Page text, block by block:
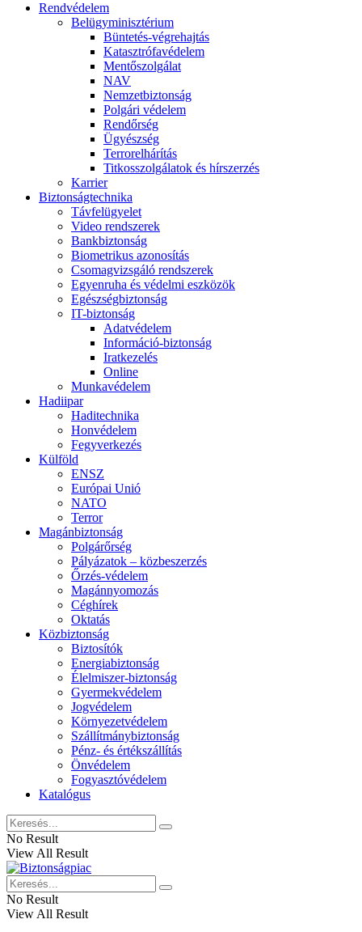
Rendvédelem
Belügyminisztérium
Büntetés-végrehajtás
Katasztrófavédelem
Mentőszolgálat
NAV
Nemzetbiztonság
Polgári védelem
Rendőrség
Ügyészség
Terrorelhárítás
Titkosszolgálatok és hírszerzés
Karrier
Biztonságtechnika
Távfelügyelet
Video rendszerek
Bankbiztonság
Biometrikus azonosítás
Csomagvizsgáló rendszerek
Egyenruha és védelmi eszközök
Egészségbiztonság
IT-biztonság
Adatvédelem
Információ-biztonság
Iratkezelés
Online
Munkavédelem
Hadiipar
Haditechnika
Honvédelem
Fegyverkezés
Külföld
ENSZ
Európai Unió
NATO
Terror
Magánbiztonság
Polgárőrség
Pályázatok – közbeszerzés
Őrzés-védelem
Magánnyomozás
Céghírek
Oktatás
Közbiztonság
Biztosítók
Energiabiztonság
Élelmiszer-biztonság
Gyermekvédelem
Jogvédelem
Környezetvédelem
Szállítmánybiztonság
Pénz- és értékszállítás
Önvédelem
Fogyasztóvédelem
Katalógus
No Result
View All Result
No Result
View All Result